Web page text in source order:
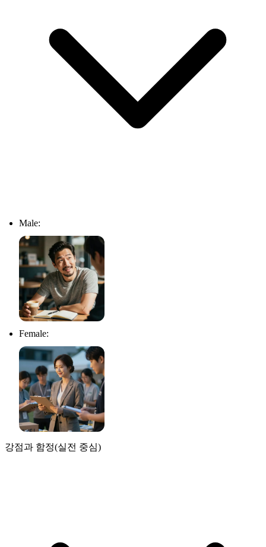
Male:
Female:
강점과 함정(실전 중심)